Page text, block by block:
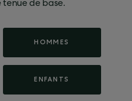
HOMMES
ENFANTS